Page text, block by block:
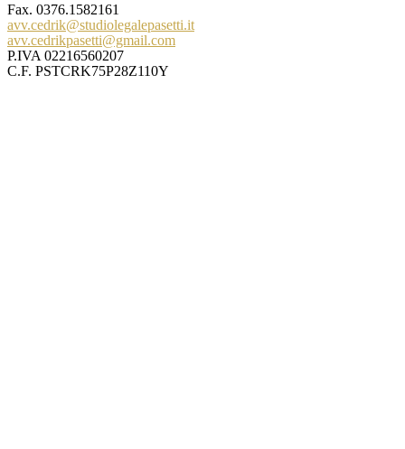
Fax. 0376.1582161
avv.cedrik@studiolegalepasetti.it
avv.cedrikpasetti@gmail.com
P.IVA 02216560207
C.F. PSTCRK75P28Z110Y